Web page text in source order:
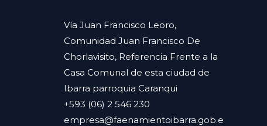
Vía Juan Francisco Leoro,
Comunidad Juan Francisco De
Chorlavisito, Referencia Frente a la
Casa Comunal de esta ciudad de
Ibarra parroquia Caranqui
+593 (06) 2 546 230
empresa@faenamientoibarra.gob.e